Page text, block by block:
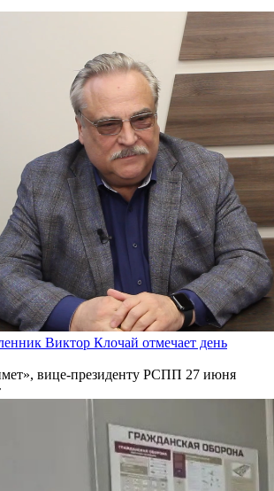
Виктор Клочай отмечает день
вице-президенту РСПП 27 июня